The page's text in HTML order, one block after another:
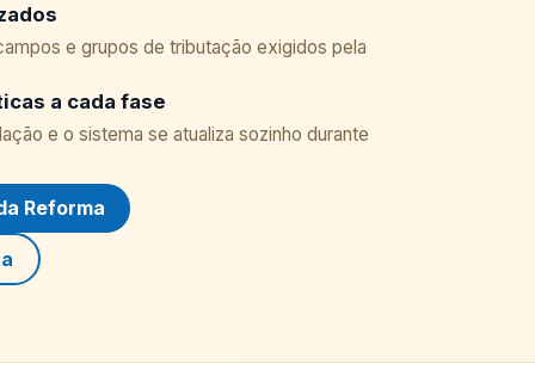
e grupos de tributação exigidos pela
a cada fase
e o sistema se atualiza sozinho durante
Reforma